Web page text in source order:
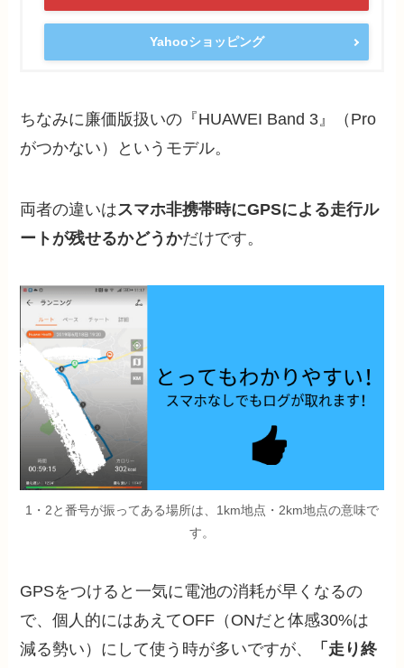
Yahooショッピング
ちなみに廉価版扱いの『HUAWEI Band 3』（Pro
がつかない）というモデル。
両者の違いはスマホ非携帯時にGPSによる走行ル
ートが残せるかどうかだけです。
1・2と番号が振ってある場所は、1km地点・2km地点の意味で
す。
GPSをつけると一気に電池の消耗が早くなるの
で、個人的にはあえてOFF（ONだと体感30%は
減る勢い）にして使う時が多いですが、
「走り終